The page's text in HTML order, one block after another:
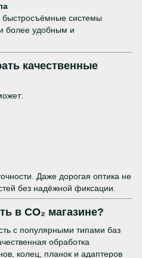
системы
более удобным и
качественные
Даже дорогая оптика не
без надёжной фиксации.
в CO₂ магазине?
с популярными типами баз
обработка
колец, планок и адаптеров